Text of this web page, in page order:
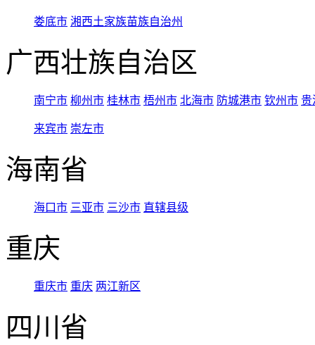
娄底市 湘西土家族苗族自治州
广西壮族自治区
南宁市 柳州市 桂林市 梧州市 北海市 防城港市 钦州市 贵
来宾市 崇左市
海南省
海口市 三亚市 三沙市 直辖县级
重庆
重庆市 重庆 两江新区
四川省